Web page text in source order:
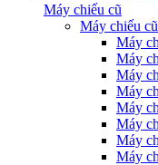
Máy chiếu cũ
Máy chiếu
Máy
Máy
Máy
Máy
Máy
Máy
Máy
Máy